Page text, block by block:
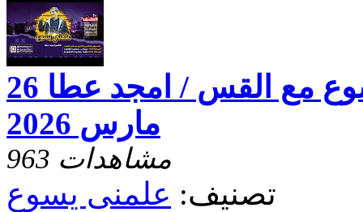
برنامج علمنى يسوع مع القس / امجد عطا 26
مارس 2026
963 مشاهدات
تصنيف: علمنى يسوع